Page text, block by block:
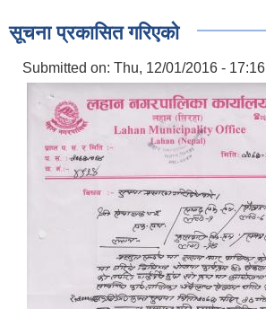
सूचना प्रकासित गरिएको
Submitted on: Thu, 12/01/2016 - 17:16